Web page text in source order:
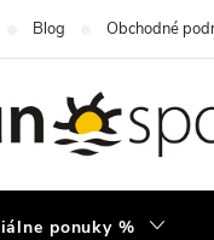
Blog Obchodné
ponuky %